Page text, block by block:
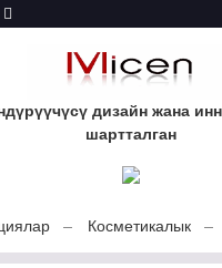
дизайн жана
шартталган
Косметикалык